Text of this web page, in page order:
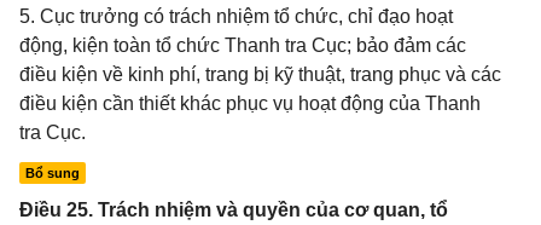
5. Cục trưởng có trách nhiệm tổ chức, chỉ đạo hoạt
động, kiện toàn tổ chức Thanh tra Cục; bảo đảm các
điều kiện về kinh phí, trang bị kỹ thuật, trang phục và các
điều kiện cần thiết khác phục vụ hoạt động của Thanh
tra Cục.
Bổ sung
Điều 25. Trách nhiệm và quyền của cơ quan, tổ